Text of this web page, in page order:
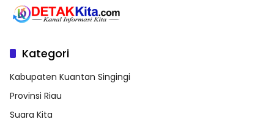
Kategori
Kabupaten Kuantan Singingi
Provinsi Riau
Suara Kita